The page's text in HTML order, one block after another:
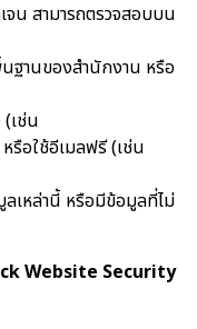
น สามารถตรวจสอบบน
ฐานของสำนักงาน หรือ
เช่น
อใช้อีเมลฟรี (เช่น
เหล่านี้ หรือมีข้อมูลที่ไม่
Website Security